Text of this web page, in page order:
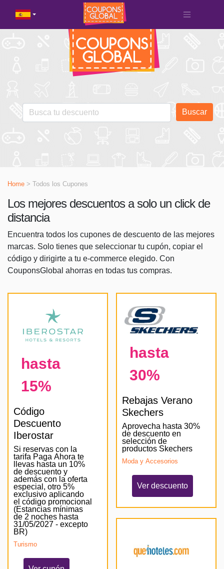
Buscar
Home > Todos los Cupones
Los mejores descuentos a solo un click de
distancia
Encuentra todos los cupones de descuento de las mejores
marcas. Solo tienes que seleccionar tu cupón, copiar el
código y dirigirte a tu e-commerce elegido. Con
CouponsGlobal ahorras en todas tus compras.
hasta
15%
Código
Descuento
Iberostar
Si reservas con la
tarifa Paga Ahora te
llevas hasta un 10%
de descuento y
además con la oferta
especial, otro 5%
exclusivo aplicando
el código promocional
(Estancias mínimas
de 2 noches hasta
31/05/2027 - excepto
BR)
Turismo
hasta
30%
Rebajas Verano
Skechers
Aprovecha hasta 30%
de descuento en
selección de
productos Skechers
Moda y Accesorios
Ver descuento